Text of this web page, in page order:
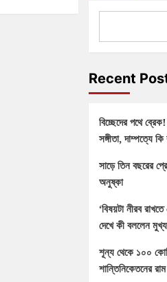
Recent
বিচ্ছেদের পথে
সঙ্গীতা, দাম্পত্যে
সাড়ে তিন বছরের
অনুষ্কা
‘বিষয়টা নীরব
দেখে কী বললেন
শূন্য থেকে ১০০
শান্তিনিকেতনের